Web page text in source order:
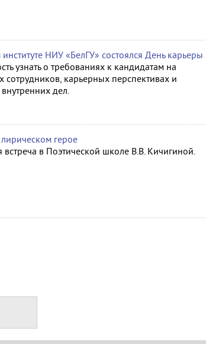
НИУ «БелГУ» состоялся День карьеры
узнать о требованиях к кандидатам на
сотрудников, карьерных перспективах и
дел.
герое
встреча в Поэтической школе В.В. Кичигиной.